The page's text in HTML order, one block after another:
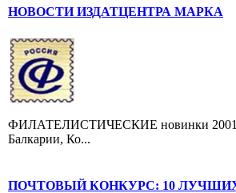
НОВОСТИ ИЗДАТЦЕНТРА МАРКА
ФИЛАТЕЛИСТИЧЕСКИЕ новинки 2001 г.
Балкарии, Ко...
ПОЧТОВЫЙ КОНКУРС: 10